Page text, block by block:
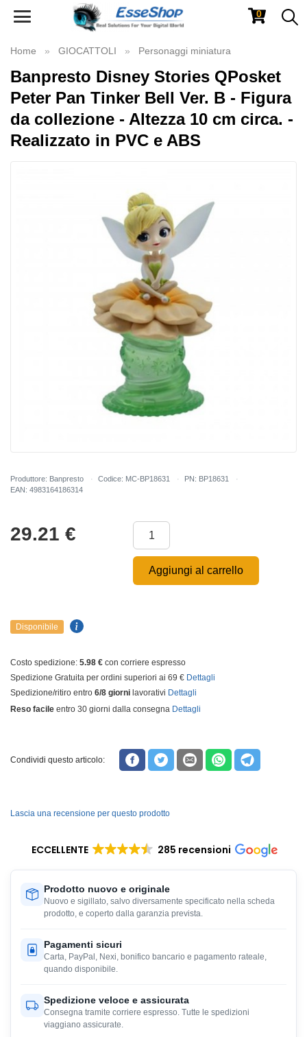
Toggle
0
Home GIOCATTOLI Personaggi miniatura
Banpresto Disney Stories QPosket
Peter Pan Tinker Bell Ver. B - Figura
da collezione - Altezza 10 cm circa. -
Realizzato in PVC e ABS
Produttore: Banpresto Codice: MC-BP18631
PN: BP18631
EAN: 4983164186314
29.21 €
Aggiungi al carrello
Disponibile
Costo spedizione: 5.98 € con corriere espresso
Spedizione Gratuita per ordini superiori ai 69 € Dettagli
Spedizione/ritiro entro 6/8 giorni lavorativi Dettagli
Reso facile entro 30 giorni dalla consegna Dettagli
Condividi questo articolo:
Lascia una recensione per questo prodotto
ECCELLENTE 285 recensioni
Prodotto nuovo e originale
Nuovo e sigillato, salvo diversamente specificato nella scheda
prodotto, e coperto dalla garanzia prevista.
Pagamenti sicuri
Carta, PayPal, Nexi, bonifico bancario e pagamento rateale,
quando disponibile.
Spedizione veloce e assicurata
Consegna tramite corriere espresso. Tutte le spedizioni
viaggiano assicurate.